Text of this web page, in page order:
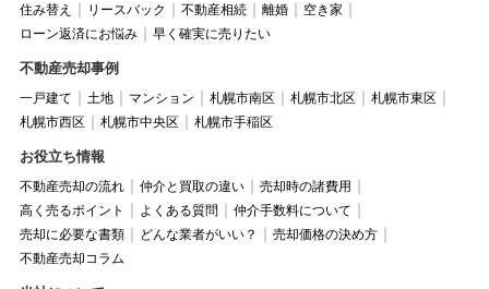
住み替え リースバック 不動産相続 離婚
空き家
ローン返済にお悩み
早く確実に売りたい
不動産売却事例
一戸建て 土地 マンション 札幌市南区 札幌市北区
札幌市東区
札幌市西区
札幌市中央区 札幌市手稲区
お役立ち情報
不動産売却の流れ 仲介と買取の違い
売却時の諸費用
高く売るポイント
よくある質問
仲介手数料について
売却に必要な書類
どんな業者がいい？
売却価格の決め方
不動産売却コラム